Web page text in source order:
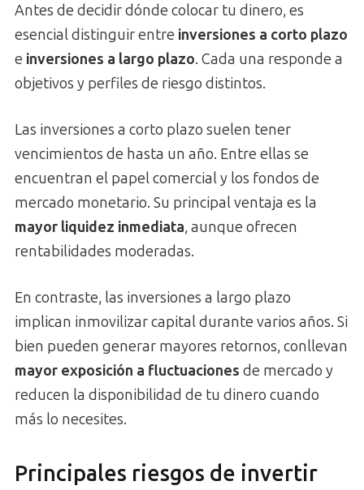
Antes de decidir dónde colocar tu dinero, es
esencial distinguir entre inversiones a corto plazo
e inversiones a largo plazo. Cada una responde a
objetivos y perfiles de riesgo distintos.
Las inversiones a corto plazo suelen tener
vencimientos de hasta un año. Entre ellas se
encuentran el papel comercial y los fondos de
mercado monetario. Su principal ventaja es la
mayor liquidez inmediata, aunque ofrecen
rentabilidades moderadas.
En contraste, las inversiones a largo plazo
implican inmovilizar capital durante varios años. Si
bien pueden generar mayores retornos, conllevan
mayor exposición a fluctuaciones de mercado y
reducen la disponibilidad de tu dinero cuando
más lo necesites.
Principales riesgos de invertir